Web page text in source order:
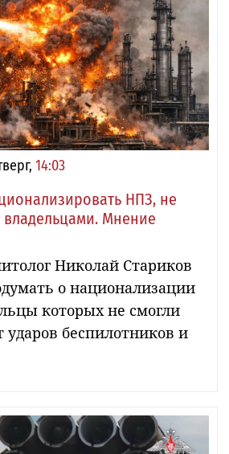
14:03
НПЗ, не
Мнение
Николай Стариков
о национализации
которых не смогли
ударов беспилотников и